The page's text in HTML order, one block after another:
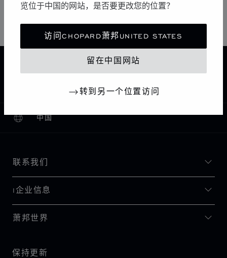
览位于中国的网站，是否要更改您的位置？
访问CHOPARD萧邦UNITED STATES
留在中国网站
转到另一个位置访问
星期日 10:00 AM - 07:00 PM
所有店铺
中国
本地化（更改国家/地区）
更改国家/地区
联系我们
I企业信息
萧邦世界
保持更新